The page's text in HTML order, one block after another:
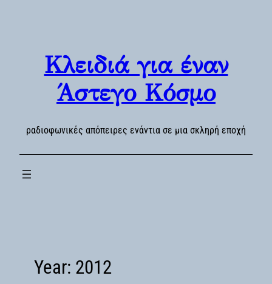
Κλειδιά για έναν
Άστεγο Κόσμο
ραδιοφωνικές απόπειρες ενάντια σε μια σκληρή εποχή
Year: 2012